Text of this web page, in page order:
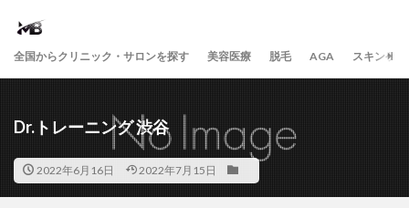
全国からクリニック・サロンを探す 美容医療 脱毛 AGA スキンケア
Dr.トレーニング 渋谷
2022年6月16日 2022年7月15日